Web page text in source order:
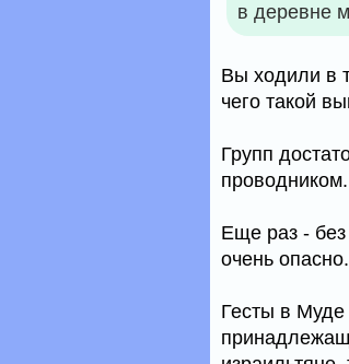
в деревне
Вы ходили в
чего такой
Групп
Еще раз - без
очень опасно.
Гесты в